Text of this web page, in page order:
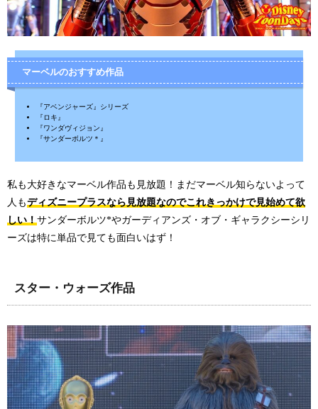
マーベルのおすすめ作品
『アベンジャーズ』シリーズ
『ロキ』
『ワンダヴィジョン』
『サンダーボルツ＊』
私も大好きなマーベル作品も見放題！まだマーベル知らないよって
人もディズニープラスなら見放題なのでこれきっかけで見始めて欲
しい！ サンダーボルツ*やガーディアンズ・オブ・ギャラクシーシリ
ーズは特に単品で見ても面白いはず！
スター・ウォーズ作品